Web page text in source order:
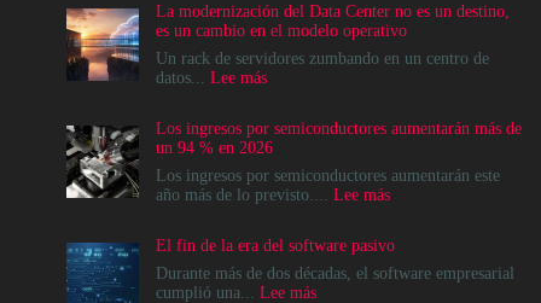
La modernización del Data Center no es un destino,
es un cambio en el modelo operativo
Un rack de servidores zumbando en un centro de
datos... Lee más:
del
Data
Center
no
destino,
es
un
Los ingresos por semiconductores aumentarán más de
un 94 % en 2026
Los ingresos por semiconductores aumentarán este
año más de lo previsto.... Lee más:
por
semiconductores
El fin de la era del software pasivo
Durante más de dos décadas, el software empresarial
cumplió una... Lee más: